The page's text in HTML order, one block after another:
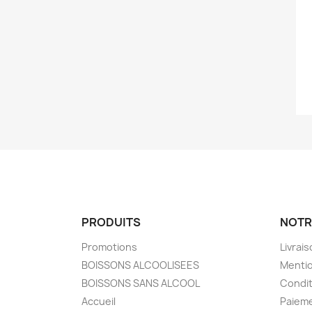
PRODUITS
Promotions
BOISSONS ALCOOLISEES
BOISSONS SANS ALCOOL
Accueil